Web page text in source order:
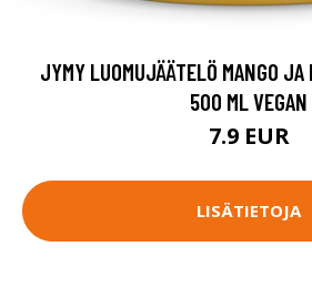
JYMY LUOMUJÄÄTELÖ MANGO
500 ML VEGAN
7.9 EUR
LISÄTIETOJA